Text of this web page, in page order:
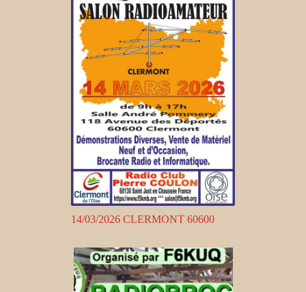
14/03/2026 CLERMONT 60600